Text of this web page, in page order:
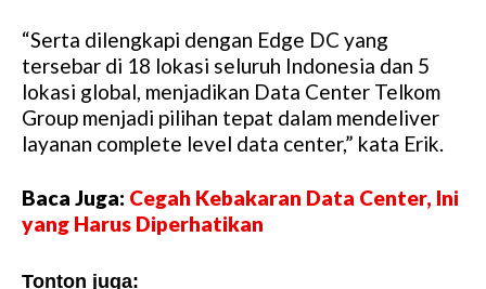
“Serta dilengkapi dengan Edge DC yang
tersebar di 18 lokasi seluruh Indonesia dan 5
lokasi global, menjadikan Data Center Telkom
Group menjadi pilihan tepat dalam mendeliver
layanan complete level data center,” kata Erik.
Baca Juga: Cegah Kebakaran Data Center, Ini
yang Harus Diperhatikan
Tonton juga: